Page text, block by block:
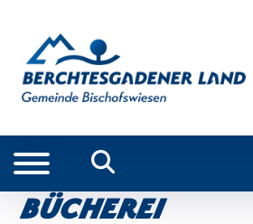
Bücherei